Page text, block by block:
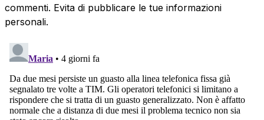
commenti. Evita di pubblicare le tue informazioni
personali.